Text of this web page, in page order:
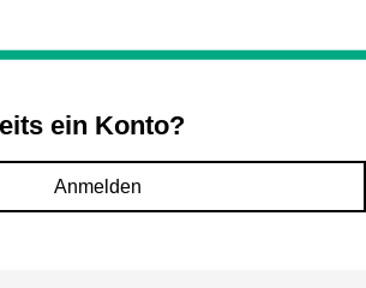
ein Konto?
Anmelden